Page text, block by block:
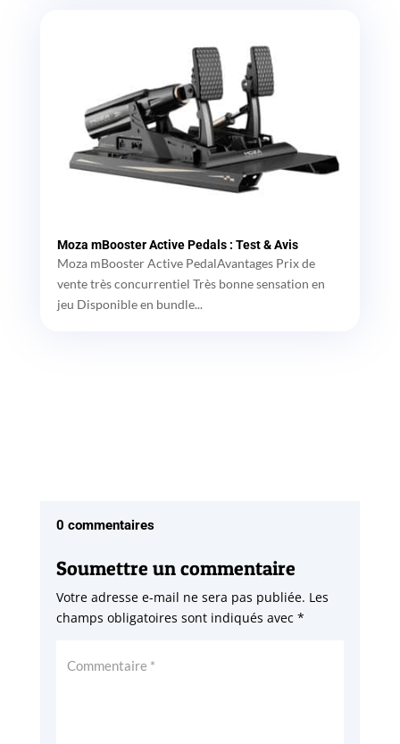
Moza mBooster Active Pedals : Test & Avis
Moza mBooster Active PedalAvantages Prix de
vente très concurrentiel Très bonne sensation en
jeu Disponible en bundle...
0 commentaires
Soumettre un commentaire
Votre adresse e-mail ne sera pas publiée. Les
champs obligatoires sont indiqués avec *